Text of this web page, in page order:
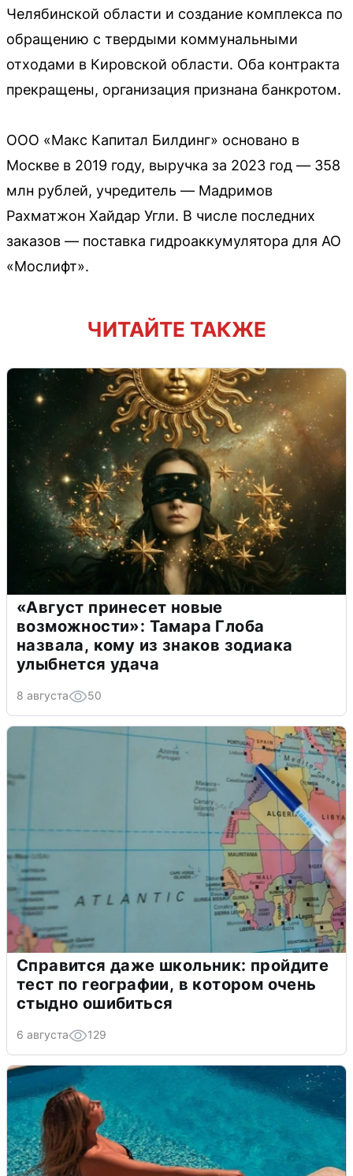
Челябинской области и создание комплекса по
обращению с твердыми коммунальными
отходами в Кировской области. Оба контракта
прекращены, организация признана банкротом.
ООО «Макс Капитал Билдинг» основано в
Москве в 2019 году, выручка за 2023 год — 358
млн рублей, учредитель — Мадримов
Рахматжон Хайдар Угли. В числе последних
заказов — поставка гидроаккумулятора для АО
«Мослифт».
ЧИТАЙТЕ ТАКЖЕ
«Август принесет новые
возможности»: Тамара Глоба
назвала, кому из знаков зодиака
улыбнется удача
8 августа 50
Справится даже школьник: пройдите
тест по географии, в котором очень
стыдно ошибиться
6 августа 129